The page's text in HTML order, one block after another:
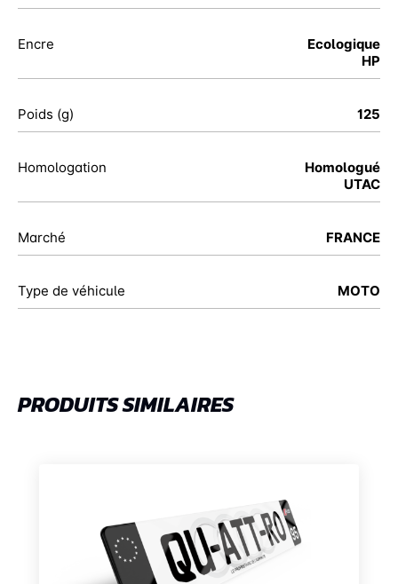
Encre
Ecologique
HP
Poids (g) 125
Homologation
Homologué
UTAC
Marché FRANCE
Type de véhicule MOTO
PRODUITS SIMILAIRES